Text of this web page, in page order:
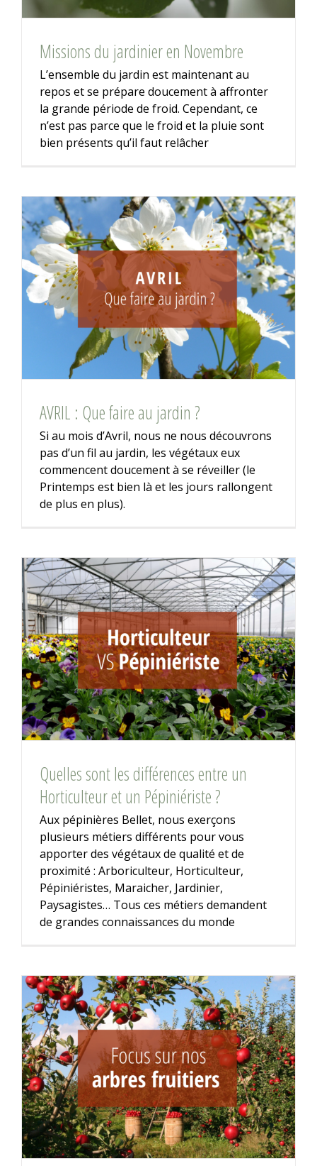
Missions du jardinier en Novembre
L’ensemble du jardin est maintenant au
repos et se prépare doucement à affronter
la grande période de froid. Cependant, ce
n’est pas parce que le froid et la pluie sont
bien présents qu’il faut relâcher
AVRIL : Que faire au jardin ?
Si au mois d’Avril, nous ne nous découvrons
pas d’un fil au jardin, les végétaux eux
commencent doucement à se réveiller (le
Printemps est bien là et les jours rallongent
de plus en plus).
Quelles sont les différences entre un
Horticulteur et un Pépiniériste ?
Aux pépinières Bellet, nous exerçons
plusieurs métiers différents pour vous
apporter des végétaux de qualité et de
proximité : Arboriculteur, Horticulteur,
Pépiniéristes, Maraicher, Jardinier,
Paysagistes… Tous ces métiers demandent
de grandes connaissances du monde